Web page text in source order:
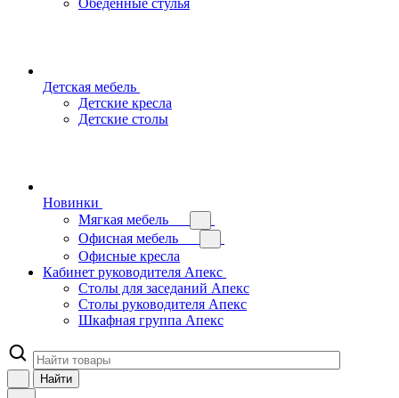
Обеденные стулья
Детская мебель
Детские кресла
Детские столы
Новинки
Мягкая мебель
Офисная мебель
Офисные кресла
Кабинет руководителя Апекс
Столы для заседаний Апекс
Столы руководителя Апекс
Шкафная группа Апекс
Найти